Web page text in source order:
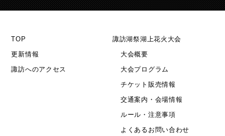
TOP
更新情報
諏訪へのアクセス
諏訪湖祭湖上花火大会
大会概要
大会プログラム
チケット販売情報
交通案内・会場情報
ルール・注意事項
よくあるお問い合わせ